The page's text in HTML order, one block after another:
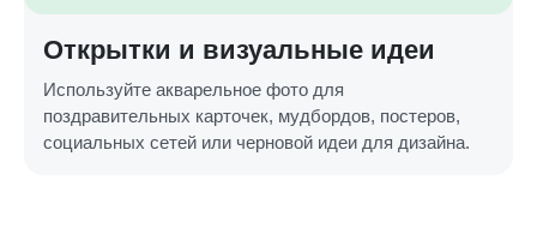
Открытки и визуальные идеи
Используйте акварельное фото для
поздравительных карточек, мудбордов, постеров,
социальных сетей или черновой идеи для дизайна.